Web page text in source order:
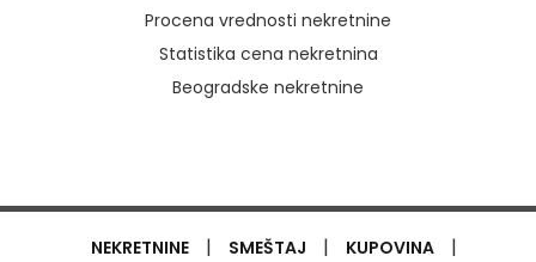
Procena vrednosti nekretnine
Statistika cena nekretnina
Beogradske nekretnine
NEKRETNINE | SMEŠTAJ | KUPOVINA |